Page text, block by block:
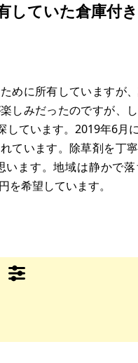
していた倉庫付
めに所有していますが
しみだったのですが、
しています。2019年6月
ています。除草剤を丁
ます。地域は静かで
希望しています。